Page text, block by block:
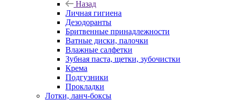
Назад
Личная гигиена
Дезодоранты
Бритвенные принадлежности
Ватные диски, палочки
Влажные салфетки
Зубная паста, щетки, зубочистки
Крема
Подгузники
Прокладки
Лотки, ланч-боксы